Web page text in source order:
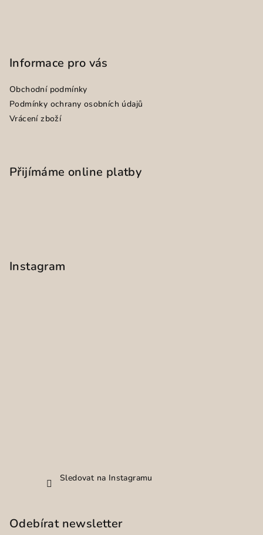
Informace pro vás
Obchodní podmínky
Podmínky ochrany osobních údajů
Vrácení zboží
Přijímáme online platby
Instagram
Sledovat na Instagramu
Odebírat newsletter